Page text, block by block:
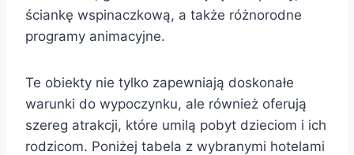
ściankę wspinaczkową, a także różnorodne
programy animacyjne.
Te obiekty nie tylko zapewniają doskonałe
warunki do wypoczynku, ale również oferują
szereg atrakcji, które umilą pobyt dzieciom i ich
rodzicom. Poniżej tabela z wybranymi hotelami